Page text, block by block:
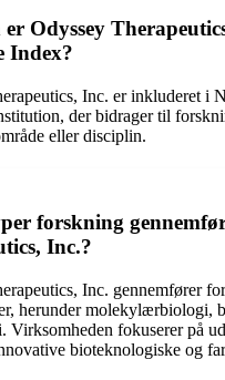
Odyssey
Index?
Inc. er inkluderet i
der bidrager til
eller disciplin.
forskning
Inc.?
Inc. gennemfører
herunder molekylærbiologi,
Virksomheden fokuserer på
bioteknologiske og